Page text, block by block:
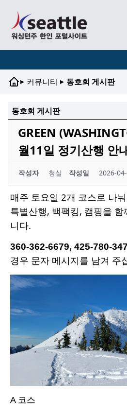
▸ 커뮤니티 ▸ 동호회 게시판
동호회 게시판
GREEN
월11일 정기산행 안
작성자 청실 작성일 2026-
매주 토요일 2개 코스로 나
특별산행, 백팩킹, 캠핑을 함
니다.
360-362-6679, 425-780-
경우 문자 메시지를 남겨 주
A 코스